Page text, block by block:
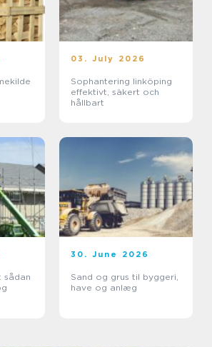
03. July 2026
Sophantering linköping
effektivt, säkert och
hållbart
sådan
30. June 2026
Sand og grus til byggeri,
have og anlæg